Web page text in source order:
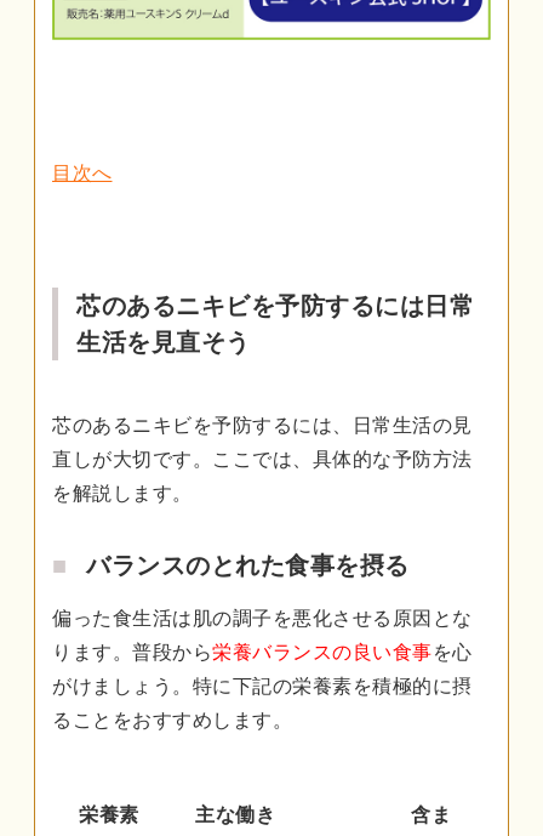
目次へ
芯のあるニキビを予防するには日常
生活を見直そう
芯のあるニキビを予防するには、日常生活の見
直しが大切です。ここでは、具体的な予防方法
を解説します。
バランスのとれた食事を摂る
偏った食生活は肌の調子を悪化させる原因とな
ります。普段から栄養バランスの良い食事を心
がけましょう。特に下記の栄養素を積極的に摂
ることをおすすめします。
栄養素 主な働き
含ま